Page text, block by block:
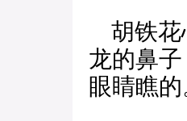
胡铁花
龙的鼻
眼睛瞧的